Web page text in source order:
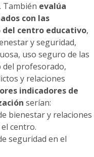
También evalúa
con las
centro educativo,
y seguridad,
uso seguro de las
del profesorado,
y relaciones
indicadores de
serían:
bienestar y relaciones
centro.
seguridad en el